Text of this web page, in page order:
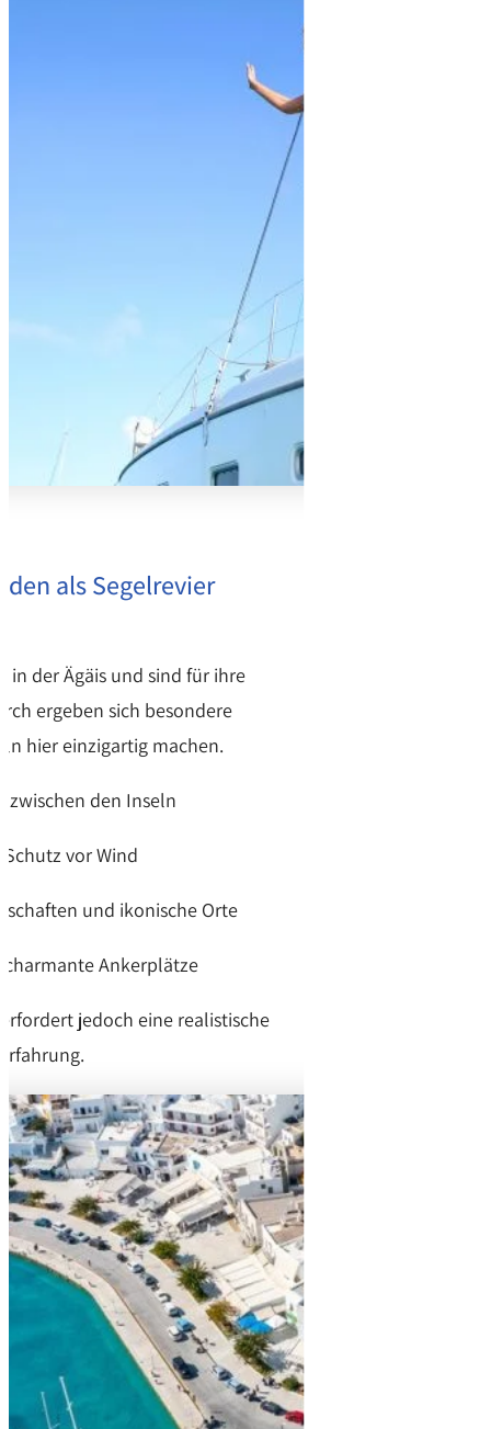
als Segelrevier
in der Ägäis und sind für ihre
ergeben sich besondere
hier einzigartig machen.
zwischen den Inseln
vor Wind
und ikonische Orte
Ankerplätze
jedoch eine realistische